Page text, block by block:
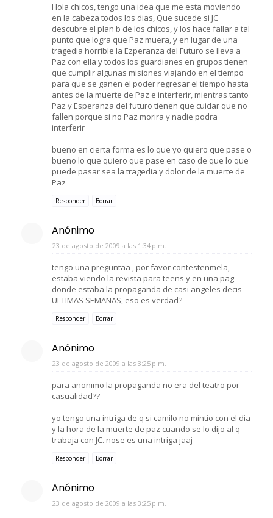
Hola chicos, tengo una idea que me esta moviendo
en la cabeza todos los dias, Que sucede si JC
descubre el plan b de los chicos, y los hace fallar a tal
punto que logra que Paz muera, y en lugar de una
tragedia horrible la Ezperanza del Futuro se lleva a
Paz con ella y todos los guardianes en grupos tienen
que cumplir algunas misiones viajando en el tiempo
para que se ganen el poder regresar el tiempo hasta
antes de la muerte de Paz e interferir, mientras tanto
Paz y Esperanza del futuro tienen que cuidar que no
fallen porque si no Paz morira y nadie podra
interferir
bueno en cierta forma es lo que yo quiero que pase o
bueno lo que quiero que pase en caso de que lo que
puede pasar sea la tragedia y dolor de la muerte de
Paz
Responder Borrar
Anónimo
23 de agosto de 2009 a las 1:34 p.m.
tengo una preguntaa , por favor contestenmela,
estaba viendo la revista para teens y en una pag
donde estaba la propaganda de casi angeles decis
ULTIMAS SEMANAS, eso es verdad?
Responder Borrar
Anónimo
23 de agosto de 2009 a las 3:25 p.m.
para anonimo la propaganda no era del teatro por
casualidad??
yo tengo una intriga de q si camilo no mintio con el dia
y la hora de la muerte de paz cuando se lo dijo al q
trabaja con JC. nose es una intriga jaaj
Responder Borrar
Anónimo
23 de agosto de 2009 a las 3:25 p.m.